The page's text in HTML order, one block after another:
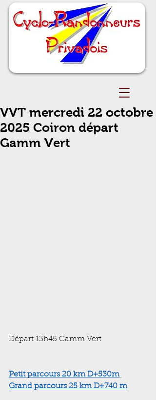
VVT mercredi 22 octobre
2025 Coiron départ
Gamm Vert
Départ 13h45 Gamm Vert
Petit parcours 20 km D+530m
Grand parcours 25 km D+740 m